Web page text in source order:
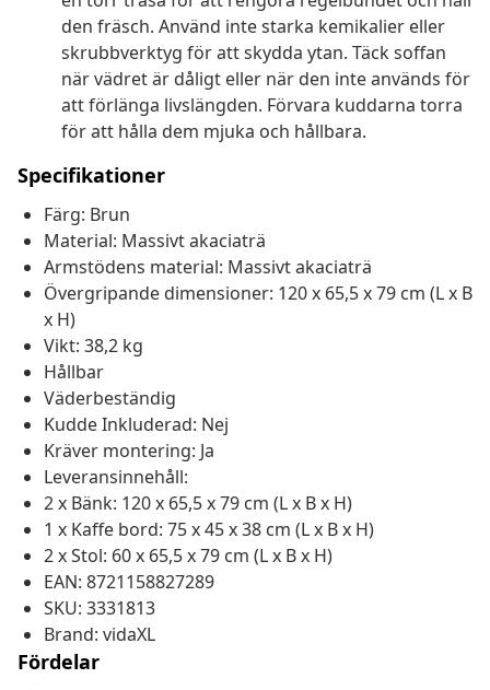
den fräsch. Använd inte starka kemikalier eller
skrubbverktyg för att skydda ytan. Täck soffan
när vädret är dåligt eller när den inte används för
att förlänga livslängden. Förvara kuddarna torra
för att hålla dem mjuka och hållbara.
Specifikationer
Färg: Brun
Material: Massivt akaciaträ
Armstödens material: Massivt akaciaträ
Övergripande dimensioner: 120 x 65,5 x 79 cm (L x B
x H)
Vikt: 38,2 kg
Hållbar
Väderbeständig
Kudde Inkluderad: Nej
Kräver montering: Ja
Leveransinnehåll:
2 x Bänk: 120 x 65,5 x 79 cm (L x B x H)
1 x Kaffe bord: 75 x 45 x 38 cm (L x B x H)
2 x Stol: 60 x 65,5 x 79 cm (L x B x H)
EAN: 8721158827289
SKU: 3331813
Brand: vidaXL
Fördelar